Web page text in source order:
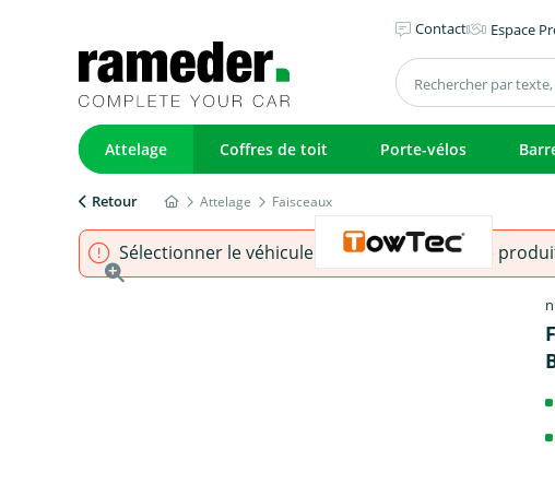
Contact Espace
Attelage Coffres de toit Porte-vélos
Retour Attelage Faisceaux
Sélectionner le véhicule pour s'assurer que le